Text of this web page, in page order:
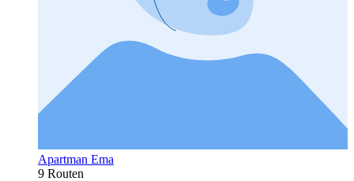
Apartman Ema
9 Routen